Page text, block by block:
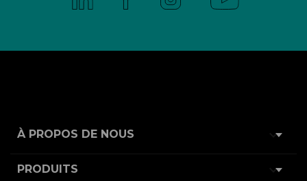
À PROPOS DE NOUS 
PRODUITS 